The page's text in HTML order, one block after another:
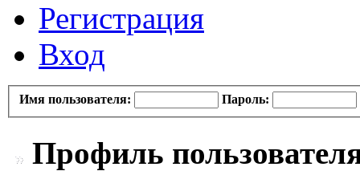
Регистрация
Вход
Имя пользователя: Пароль:
Профиль